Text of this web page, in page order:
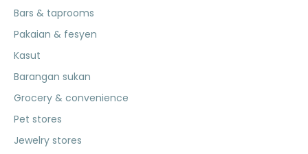
Bars & taprooms
Pakaian & fesyen
Kasut
Barangan sukan
Grocery & convenience
Pet stores
Jewelry stores